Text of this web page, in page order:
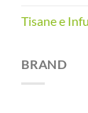
Tisane e
BRAND